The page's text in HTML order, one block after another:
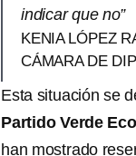
indicar que no”
KENIA LÓPEZ
CÁMARA DE
Esta situación se
Partido Verde
han mostrado